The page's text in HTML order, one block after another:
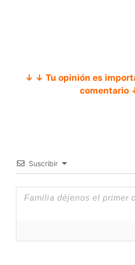
↓ ↓ Tu opinión es
comentario
Suscribir